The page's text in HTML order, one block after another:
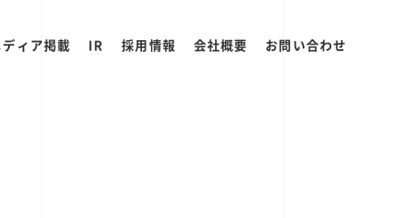
ィア掲載 IR 採用情報 会社概要 お問い合わせ